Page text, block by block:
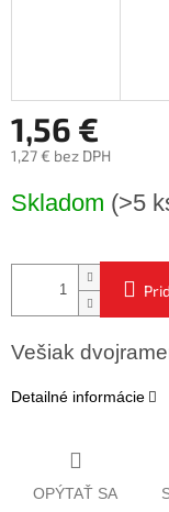
1,56 €
1,27 € bez DPH
cena:
Skladom (>5
Vešiak
Detailné informácie
OPÝTAŤ SA